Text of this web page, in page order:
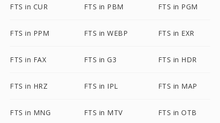
FTS in CUR FTS in PBM FTS in PGM
FTS in PPM FTS in WEBP FTS in EXR
FTS in FAX FTS in G3 FTS in HDR
FTS in HRZ FTS in IPL FTS in MAP
FTS in MNG FTS in MTV FTS in OTB